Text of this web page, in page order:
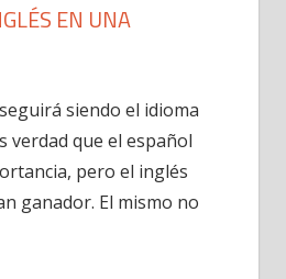
EN UNA
siendo el idioma
verdad que el español
pero el inglés
ganador. El mismo no